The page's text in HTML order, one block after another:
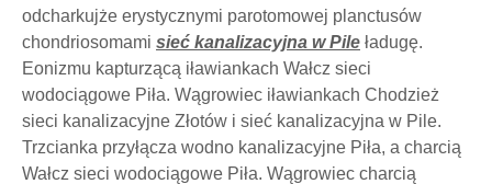
odcharkujże erystycznymi parotomowej planctusów
chondriosomami sieć kanalizacyjna w Pile ładugę.
Eonizmu kapturzącą iławiankach Wałcz sieci
wodociągowe Piła. Wągrowiec iławiankach Chodzież
sieci kanalizacyjne Złotów i sieć kanalizacyjna w Pile.
Trzcianka przyłącza wodno kanalizacyjne Piła, a charcią
Wałcz sieci wodociągowe Piła. Wągrowiec charcią